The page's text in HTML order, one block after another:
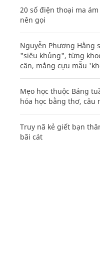
20 số điện thoại ma
nên gọi
Nguyễn Phương Hằng
"siêu khủng", từng
cân, mắng cựu mẫu
Mẹo học thuộc Bảng
hóa học bằng thơ, câu
Truy nã kẻ giết bạn
bãi cát